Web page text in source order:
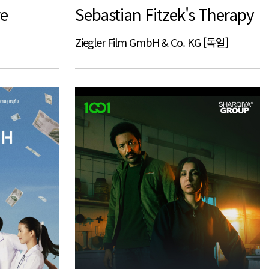
Sebastian Fitzek's Therapy
Ziegler Film GmbH & Co. KG [독일]